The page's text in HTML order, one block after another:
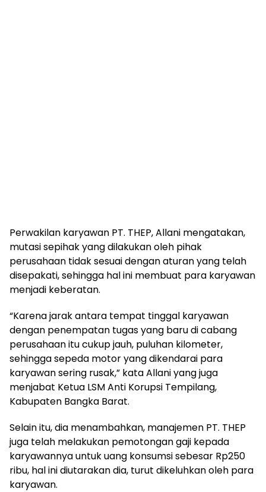
Perwakilan karyawan PT. THEP, Allani mengatakan,
mutasi sepihak yang dilakukan oleh pihak
perusahaan tidak sesuai dengan aturan yang telah
disepakati, sehingga hal ini membuat para karyawan
menjadi keberatan.
“Karena jarak antara tempat tinggal karyawan
dengan penempatan tugas yang baru di cabang
perusahaan itu cukup jauh, puluhan kilometer,
sehingga sepeda motor yang dikendarai para
karyawan sering rusak,” kata Allani yang juga
menjabat Ketua LSM Anti Korupsi Tempilang,
Kabupaten Bangka Barat.
Selain itu, dia menambahkan, manajemen PT. THEP
juga telah melakukan pemotongan gaji kepada
karyawannya untuk uang konsumsi sebesar Rp250
ribu, hal ini diutarakan dia, turut dikeluhkan oleh para
karyawan.